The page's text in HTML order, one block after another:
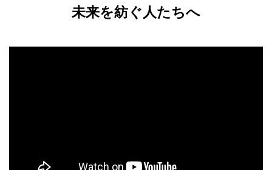
未来を紡ぐ人たちへ